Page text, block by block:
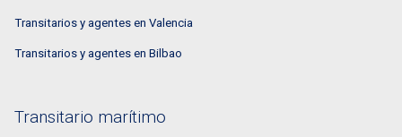
Transitarios y agentes en Valencia
Transitarios y agentes en Bilbao
Transitario marítimo